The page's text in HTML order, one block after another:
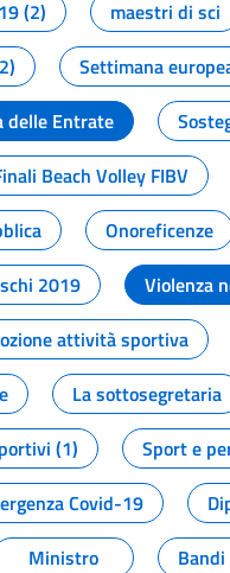
(2) maestri di sci
Settimana
delle Entrate
Beach Volley FIBV
Onoreficenze
2019
Violenza
attività sportiva
La sottosegretaria
(1)
Sport e
Covid-19
Ministro